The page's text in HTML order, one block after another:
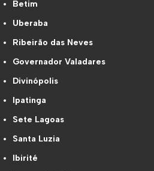
Betim
Uberaba
Ribeirão das Neves
Governador Valadares
Divinópolis
Ipatinga
Sete Lagoas
Santa Luzia
Ibirité